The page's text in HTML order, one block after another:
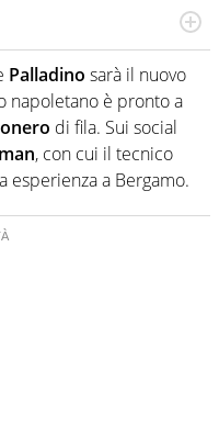
Virgilio Sport segue anche
che esalta competenze e
di HaBaWaBa, il più
bambini al mondo
Palladino sarà il nuovo
napoletano è pronto a
di fila. Sui social
, con cui il tecnico
esperienza a Bergamo.